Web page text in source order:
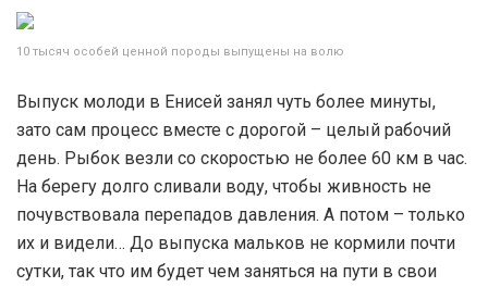
10 тысяч особей ценной породы выпущены на волю
Выпуск молоди в Енисей занял чуть более минуты,
зато сам процесс вместе с дорогой – целый рабочий
день. Рыбок везли со скоростью не более 60 км в час.
На берегу долго сливали воду, чтобы живность не
почувствовала перепадов давления. А потом – только
их и видели… До выпуска мальков не кормили почти
сутки, так что им будет чем заняться на пути в свои